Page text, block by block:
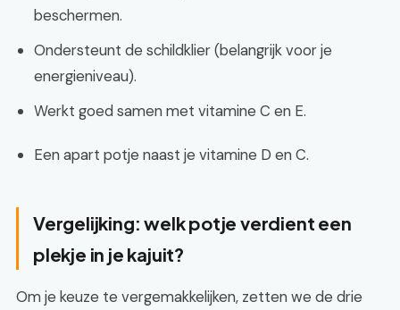
beschermen.
Ondersteunt de schildklier (belangrijk voor je
energieniveau).
Werkt goed samen met vitamine C en E.
Een apart potje naast je vitamine D en C.
Vergelijking: welk potje verdient een
plekje in je kajuit?
Om je keuze te vergemakkelijken, zetten we de drie